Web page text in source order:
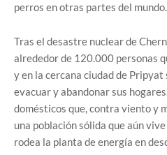
perros en otras partes del mundo.
Tras el desastre nuclear de
alrededor de 120.000 personas
y en la cercana ciudad de
evacuar y abandonar sus
domésticos que, contra viento y
una población sólida que aún
rodea la planta de energía en